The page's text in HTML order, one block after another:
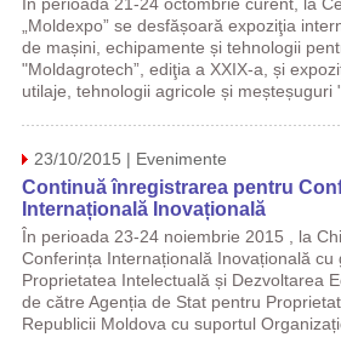
„Moldexpo” se desfășoară expoziţia
de mașini, echipamente și tehnologii
"Moldagrotech”, ediţia a XXIX-a, și
utilaje, tehnologii agricole și meșteșuguri
23/10/2015 | Evenimente
Continuă înregistrarea pentru
Internațională Inovațională
În perioada 23-24 noiembrie 2015 , la
Conferința Internațională Inovațională cu
Proprietatea Intelectuală și Dezvoltarea
de către Agenția de Stat pentru
Republicii Moldova cu suportul